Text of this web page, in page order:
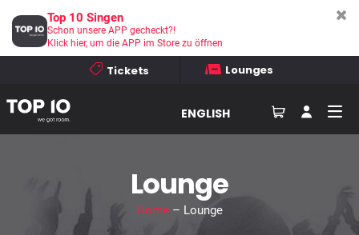
Tickets Lounges
ENGLISH
Lounge
Home– Lounge
Top 10 Singen
Schon unsere APP gecheckt?!
Klick hier, um die APP im Store zu öffnen